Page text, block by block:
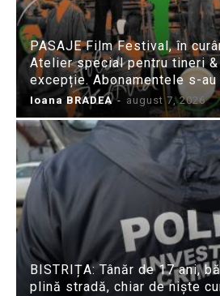
PASAJE Film Festival, în
Atelier special pentru tineri
excepție. Abonamentele s-au
Ioana BRADEA - august 7, 2026
BISTRIȚA: Tânăr de 17 ani,
plină stradă, chiar de niște